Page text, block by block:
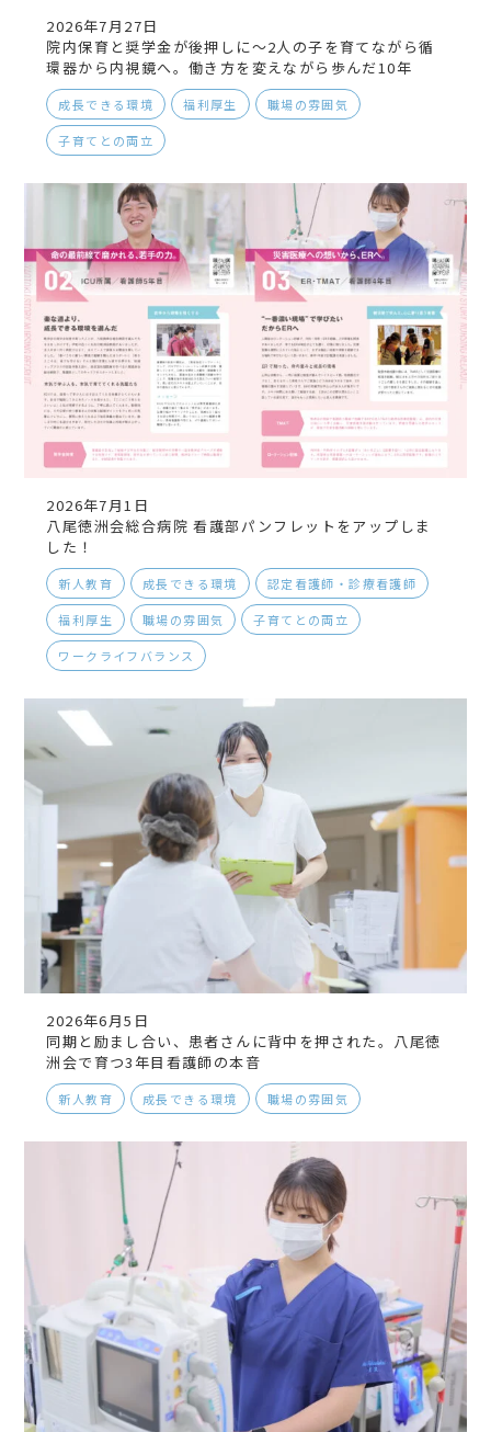
2026年7月27日
院内保育と奨学金が後押しに〜2人の子を育てながら循
環器から内視鏡へ。働き方を変えながら歩んだ10年
成長できる環境 福利厚生 職場の雰囲気
子育てとの両立
2026年7月1日
八尾徳洲会総合病院 看護部パンフレットをアップしま
した！
新人教育 成長できる環境 認定看護師・診療看護師
福利厚生 職場の雰囲気 子育てとの両立
ワークライフバランス
2026年6月5日
同期と励まし合い、患者さんに背中を押された。八尾徳
洲会で育つ3年目看護師の本音
新人教育 成長できる環境 職場の雰囲気